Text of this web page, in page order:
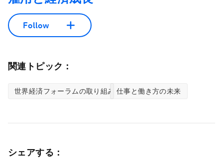
Follow
関連トピック：
世界経済フォーラムの取り組み 仕事と働き方の未来
シェアする：